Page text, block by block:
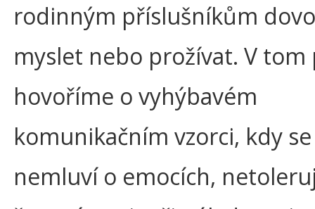
rodinným příslušníkům
myslet nebo prožívat. V
hovoříme o vyhýbavém
komunikačním vzorci, kdy
nemluví o emocích,